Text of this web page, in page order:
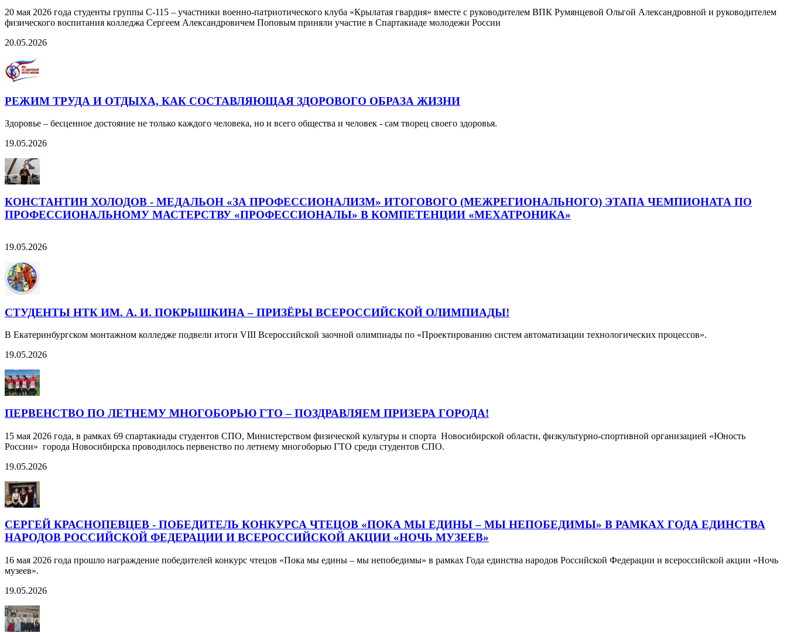
20 мая 2026 года студенты группы С-115 – участники военно-патриотического клуба «Крылатая гвардия» вместе с руководителем ВПК Румянцевой Ольгой Александровной и руководителем
физического воспитания колледжа Сергеем Александровичем Поповым приняли участие в Спартакиаде молодежи России
20.05.2026
РЕЖИМ ТРУДА И ОТДЫХА, КАК СОСТАВЛЯЮЩАЯ ЗДОРОВОГО ОБРАЗА ЖИЗНИ
Здоровье – бесценное достояние не только каждого человека, но и всего общества и человек - сам творец своего здоровья.
19.05.2026
КОНСТАНТИН ХОЛОДОВ - МЕДАЛЬОН «ЗА ПРОФЕССИОНАЛИЗМ» ИТОГОВОГО (МЕЖРЕГИОНАЛЬНОГО) ЭТАПА ЧЕМПИОНАТА ПО
ПРОФЕССИОНАЛЬНОМУ МАСТЕРСТВУ «ПРОФЕССИОНАЛЫ» В КОМПЕТЕНЦИИ «МЕХАТРОНИКА»
19.05.2026
СТУДЕНТЫ НТК ИМ. А. И. ПОКРЫШКИНА – ПРИЗЁРЫ ВСЕРОССИЙСКОЙ ОЛИМПИАДЫ!
В Екатеринбургском монтажном колледже подвели итоги VIII Всероссийской заочной олимпиады по «Проектированию систем автоматизации технологических процессов».
19.05.2026
ПЕРВЕНСТВО ПО ЛЕТНЕМУ МНОГОБОРЬЮ ГТО – ПОЗДРАВЛЯЕМ ПРИЗЕРА ГОРОДА!
15 мая 2026 года, в рамках 69 спартакиады студентов СПО, Министерством физической культуры и спорта Новосибирской области, физкультурно-спортивной организацией «Юность
России» города Новосибирска проводилось первенство по летнему многоборью ГТО среди студентов СПО.
19.05.2026
СЕРГЕЙ КРАСНОПЕВЦЕВ - ПОБЕДИТЕЛЬ КОНКУРСА ЧТЕЦОВ «ПОКА МЫ ЕДИНЫ – МЫ НЕПОБЕДИМЫ» В РАМКАХ ГОДА ЕДИНСТВА
НАРОДОВ РОССИЙСКОЙ ФЕДЕРАЦИИ И ВСЕРОССИЙСКОЙ АКЦИИ «НОЧЬ МУЗЕЕВ»
16 мая 2026 года прошло награждение победителей конкурс чтецов «Пока мы едины – мы непобедимы» в рамках Года единства народов Российской Федерации и всероссийской акции «Ночь
музеев».
19.05.2026